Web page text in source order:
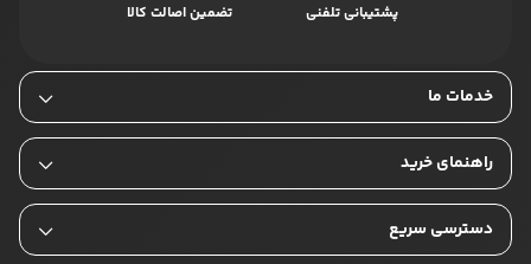
پشتیبانی تلفنی تضمین اصالت کالا
خدمات ما
راهنمای خرید
دسترسی سریع